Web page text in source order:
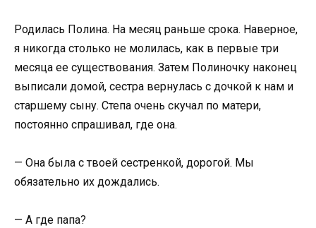
Родилась Полина. На месяц раньше срока. Наверное,
я никогда столько не молилась, как в первые три
месяца ее существования. Затем Полиночку наконец
выписали домой, сестра вернулась с дочкой к нам и
старшему сыну. Степа очень скучал по матери,
постоянно спрашивал, где она.
— Она была с твоей сестренкой, дорогой. Мы
обязательно их дождались.
— А где папа?